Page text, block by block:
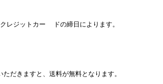
ジットカー ドの締日によります。
だきますと、送料が無料となります。